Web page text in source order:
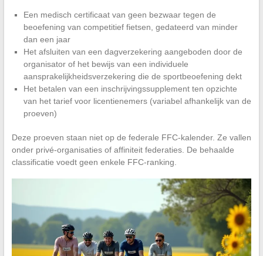
Een medisch certificaat van geen bezwaar tegen de
beoefening van competitief fietsen, gedateerd van minder
dan een jaar
Het afsluiten van een dagverzekering aangeboden door de
organisator of het bewijs van een individuele
aansprakelijkheidsverzekering die de sportbeoefening dekt
Het betalen van een inschrijvingssupplement ten opzichte
van het tarief voor licentienemers (variabel afhankelijk van de
proeven)
Deze proeven staan niet op de federale FFC-kalender. Ze vallen
onder privé-organisaties of affiniteit federaties. De behaalde
classificatie voedt geen enkele FFC-ranking.